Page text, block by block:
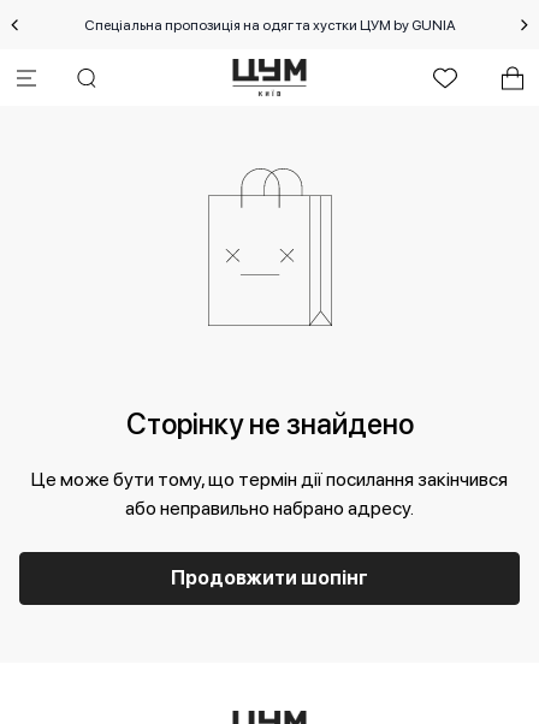
Спеціальна пропозиція на одяг та хустки ЦУМ by GUNIA
Сторінку не знайдено
Це може бути тому, що термін дії посилання закінчився
або неправильно набрано адресу.
Продовжити шопінг